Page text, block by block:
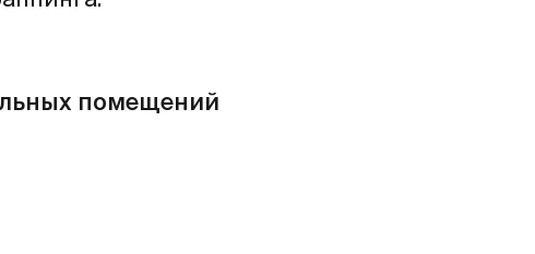
помещений